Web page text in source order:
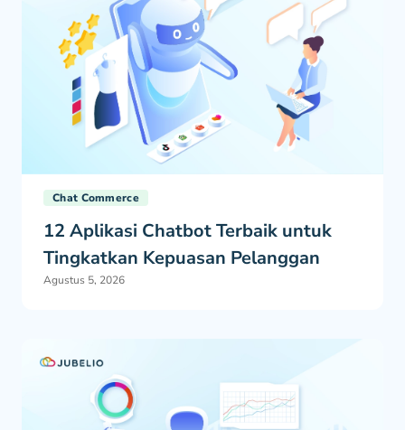
Chat Commerce
12 Aplikasi Chatbot Terbaik untuk
Tingkatkan Kepuasan Pelanggan
Agustus 5, 2026